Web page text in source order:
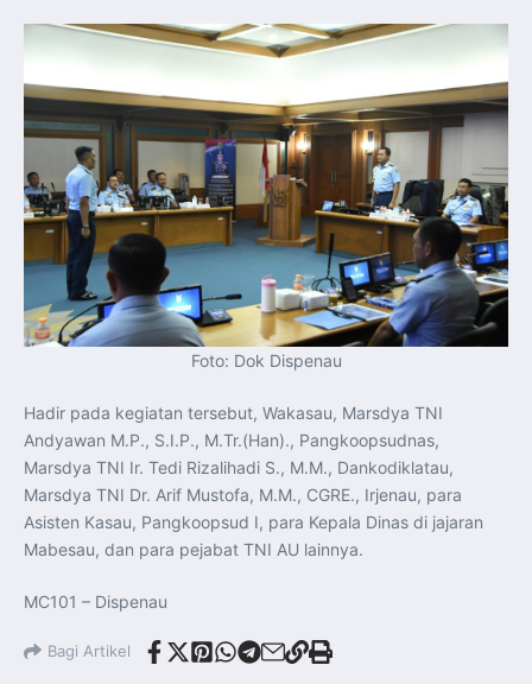
Transparansi dan Akuntabilitas Program Makan Bergizi
Gratis
Foto: Dok Dispenau
Hadir pada kegiatan tersebut, Wakasau, Marsdya TNI
Andyawan M.P., S.I.P., M.Tr.(Han)., Pangkoopsudnas,
Marsdya TNI Ir. Tedi Rizalihadi S., M.M., Dankodiklatau,
Marsdya TNI Dr. Arif Mustofa, M.M., CGRE., Irjenau, para
Asisten Kasau, Pangkoopsud I, para Kepala Dinas di jajaran
Mabesau, dan para pejabat TNI AU lainnya.
MC101 – Dispenau
Bagi Artikel